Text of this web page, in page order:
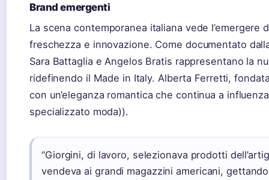
Brand emergenti
La scena contemporanea italiana vede
freschezza e innovazione. Come documentato
Sara Battaglia e Angelos Bratis rappresentano la
ridefinendo il Made in Italy. Alberta Ferretti,
con un’eleganza romantica che continua a
specializzato moda)).
“Giorgini, di lavoro, selezionava prodotti
vendeva ai grandi magazzini americani,